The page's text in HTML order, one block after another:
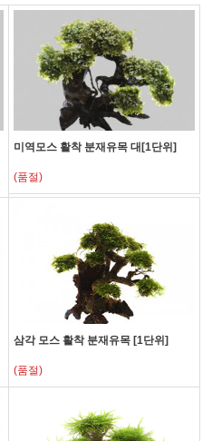
미역모스 활착 분재유목 대[1단위]
(품절)
삼각 모스 활착 분재유목 [1단위]
(품절)